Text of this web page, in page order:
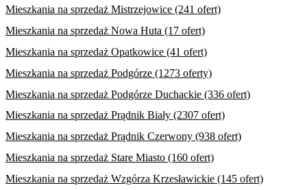
Mieszkania na sprzedaż Mistrzejowice (241 ofert)
Mieszkania na sprzedaż Nowa Huta (17 ofert)
Mieszkania na sprzedaż Opatkowice (41 ofert)
Mieszkania na sprzedaż Podgórze (1273 oferty)
Mieszkania na sprzedaż Podgórze Duchackie (336 ofert)
Mieszkania na sprzedaż Prądnik Biały (2307 ofert)
Mieszkania na sprzedaż Prądnik Czerwony (938 ofert)
Mieszkania na sprzedaż Stare Miasto (160 ofert)
Mieszkania na sprzedaż Wzgórza Krzesławickie (145 ofert)